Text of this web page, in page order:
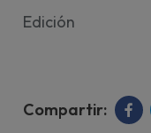
Edición